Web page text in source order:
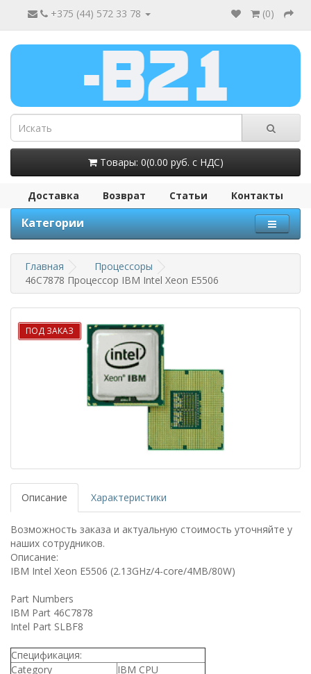
+375 (44) 572 33 78 (0)
Товары: 0(0.00 руб. с НДС)
Доставка Возврат Статьи Контакты
Категории
Главная
Процессоры
46C7878 Процессор IBM Intel Xeon E5506
ПОД ЗАКАЗ
Описание Характеристики
Возможность заказа и актуальную стоимость уточняйте у
наших сотрудников.
Описание:
IBM Intel Xeon E5506 (2.13GHz/4-core/4MB/80W)
Part Numbers
IBM Part 46C7878
Intel Part SLBF8
Спецификация:
Category
IBM CPU